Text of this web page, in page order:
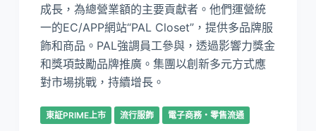
成長，為總營業額的主要貢獻者。他們運營統
一的EC/APP網站“PAL Closet”，提供多品牌服
飾和商品。PAL強調員工參與，透過影響力獎金
和獎項鼓勵品牌推廣。集團以創新多元方式應
對市場挑戰，持續增長。
東証PRIME上市 流行服飾 電子商務・零售流通